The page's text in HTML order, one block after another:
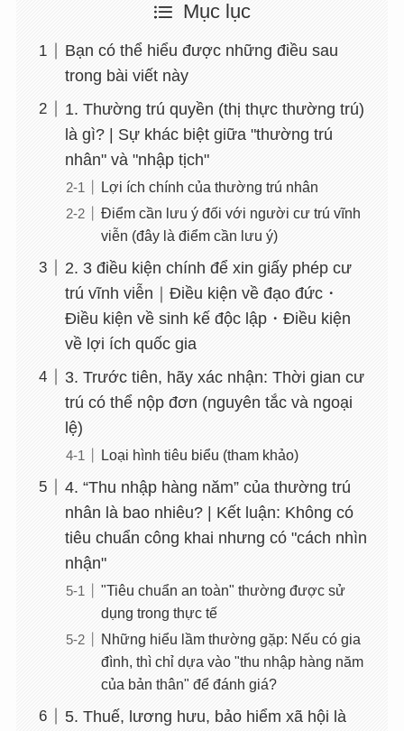
Mục lục
Bạn có thể hiểu được những điều sau
trong bài viết này
1. Thường trú quyền (thị thực thường trú)
là gì? | Sự khác biệt giữa "thường trú
nhân" và "nhập tịch"
Lợi ích chính của thường trú nhân
Điểm cần lưu ý đối với người cư trú vĩnh
viễn (đây là điểm cần lưu ý)
2. 3 điều kiện chính để xin giấy phép cư
trú vĩnh viễn｜Điều kiện về đạo đức・
Điều kiện về sinh kế độc lập・Điều kiện
về lợi ích quốc gia
3. Trước tiên, hãy xác nhận: Thời gian cư
trú có thể nộp đơn (nguyên tắc và ngoại
lệ)
Loại hình tiêu biểu (tham khảo)
4. “Thu nhập hàng năm” của thường trú
nhân là bao nhiêu? | Kết luận: Không có
tiêu chuẩn công khai nhưng có "cách nhìn
nhận"
"Tiêu chuẩn an toàn" thường được sử
dụng trong thực tế
Những hiểu lầm thường gặp: Nếu có gia
đình, thì chỉ dựa vào "thu nhập hàng năm
của bản thân" để đánh giá?
5. Thuế, lương hưu, bảo hiểm xã hội là